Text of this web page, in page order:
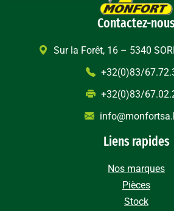
Contactez-
Sur la Forêt, 16 – 5340
+32(0)83/
+32(0)83/
Liens rapides
Nos marques
Pièces
Stock